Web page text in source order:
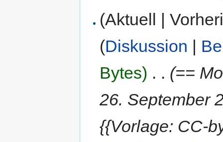
(Aktuell |
(Diskussion |
Bytes) . . (==
26. September
{{Vorlage: CC-